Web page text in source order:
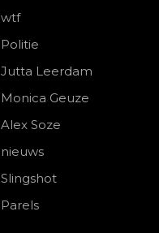
wtf
Politie
Jutta Leerdam
Monica Geuze
Alex Soze
nieuws
Slingshot
Parels